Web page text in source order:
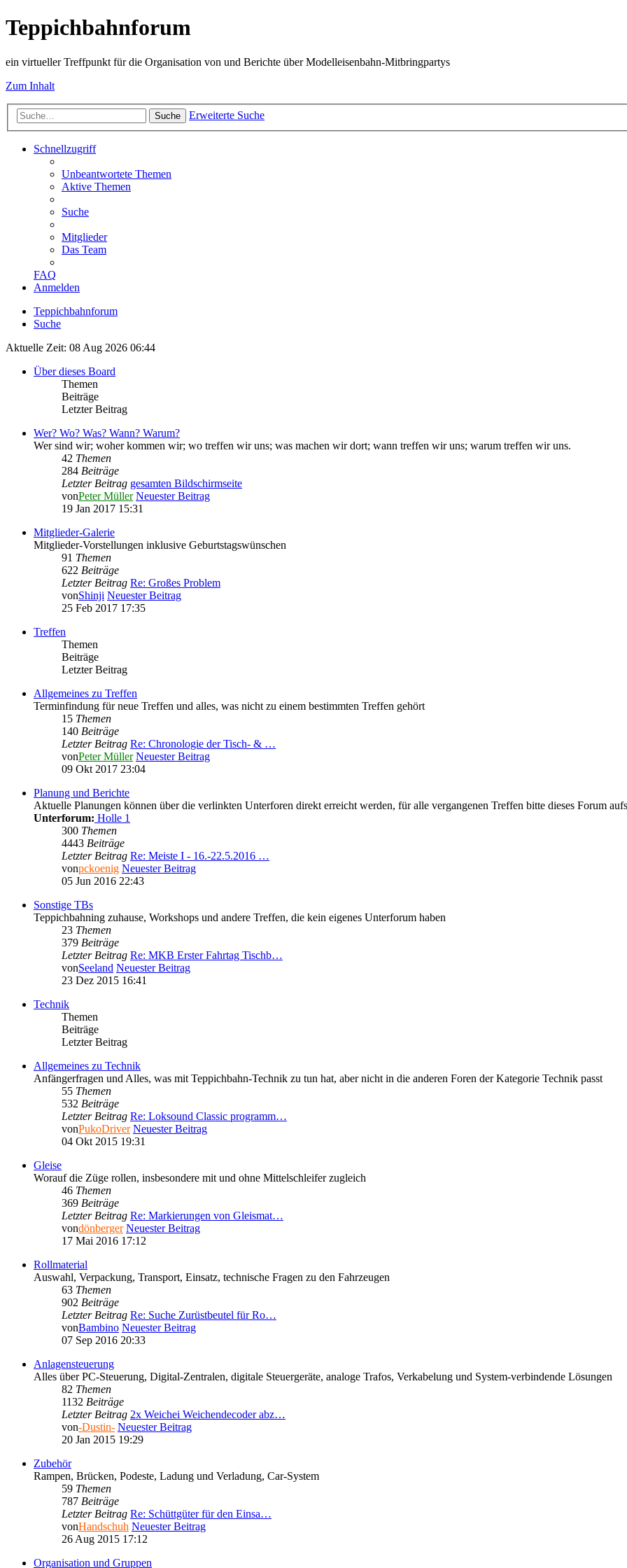
Teppichbahnforum
ein virtueller Treffpunkt für die Organisation von und Berichte über Modelleisenbahn-Mitbringpartys
Zum Inhalt
Suche Erweiterte Suche
Schnellzugriff
Unbeantwortete Themen
Aktive Themen
Suche
Mitglieder
Das Team
FAQ
Anmelden
Teppichbahnforum
Suche
Aktuelle Zeit: 08 Aug 2026 06:44
Über dieses Board
Themen
Beiträge
Letzter Beitrag
Wer? Wo? Was? Wann? Warum?
Wer sind wir; woher kommen wir; wo treffen wir uns; was machen wir dort; wann treffen wir uns; warum treffen wir uns.
42 Themen
284 Beiträge
Letzter Beitrag gesamten Bildschirmseite
vonPeter Müller Neuester Beitrag
19 Jan 2017 15:31
Mitglieder-Galerie
Mitglieder-Vorstellungen inklusive Geburtstagswünschen
91 Themen
622 Beiträge
Letzter Beitrag Re: Großes Problem
vonShinji Neuester Beitrag
25 Feb 2017 17:35
Treffen
Themen
Beiträge
Letzter Beitrag
Allgemeines zu Treffen
Terminfindung für neue Treffen und alles, was nicht zu einem bestimmten Treffen gehört
15 Themen
140 Beiträge
Letzter Beitrag Re: Chronologie der Tisch- & …
vonPeter Müller Neuester Beitrag
09 Okt 2017 23:04
Planung und Berichte
Aktuelle Planungen können über die verlinkten Unterforen direkt erreicht werden, für alle vergangenen Treffen bitte dieses Forum
Unterforum: Holle 1
300 Themen
4443 Beiträge
Letzter Beitrag Re: Meiste I - 16.-22.5.2016 …
vonpckoenig Neuester Beitrag
05 Jun 2016 22:43
Sonstige TBs
Teppichbahning zuhause, Workshops und andere Treffen, die kein eigenes Unterforum haben
23 Themen
379 Beiträge
Letzter Beitrag Re: MKB Erster Fahrtag Tischb…
vonSeeland Neuester Beitrag
23 Dez 2015 16:41
Technik
Themen
Beiträge
Letzter Beitrag
Allgemeines zu Technik
Anfängerfragen und Alles, was mit Teppichbahn-Technik zu tun hat, aber nicht in die anderen Foren der Kategorie Technik passt
55 Themen
532 Beiträge
Letzter Beitrag Re: Loksound Classic programm…
vonPukoDriver Neuester Beitrag
04 Okt 2015 19:31
Gleise
Worauf die Züge rollen, insbesondere mit und ohne Mittelschleifer zugleich
46 Themen
369 Beiträge
Letzter Beitrag Re: Markierungen von Gleismat…
vondönberger Neuester Beitrag
17 Mai 2016 17:12
Rollmaterial
Auswahl, Verpackung, Transport, Einsatz, technische Fragen zu den Fahrzeugen
63 Themen
902 Beiträge
Letzter Beitrag Re: Suche Zurüstbeutel für Ro…
vonBambino Neuester Beitrag
07 Sep 2016 20:33
Anlagensteuerung
Alles über PC-Steuerung, Digital-Zentralen, digitale Steuergeräte, analoge Trafos, Verkabelung und System-verbindende Lösungen
82 Themen
1132 Beiträge
Letzter Beitrag 2x Weichei Weichendecoder abz…
von-Dustin- Neuester Beitrag
20 Jan 2015 19:29
Zubehör
Rampen, Brücken, Podeste, Ladung und Verladung, Car-System
59 Themen
787 Beiträge
Letzter Beitrag Re: Schüttgüter für den Einsa…
vonHandschuh Neuester Beitrag
26 Aug 2015 17:12
Organisation und Gruppen